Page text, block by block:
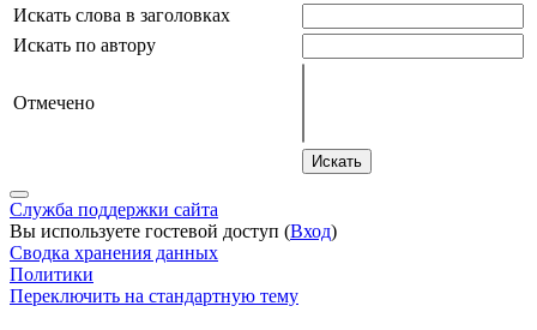
Искать слова в заголовках
Искать по автору
Отмечено
Искать
Служба поддержки сайта
Вы используете гостевой доступ (Вход)
Сводка хранения данных
Политики
Переключить на стандартную тему